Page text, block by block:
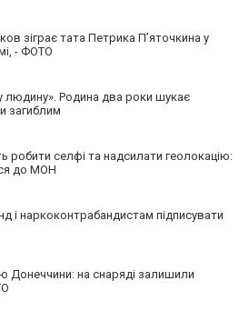
зіграє тата Петрика П’яточкина у
- ФОТО
людину». Родина два роки шукає
загиблим
робити селфі та надсилати геолокацію:
до МОН
і наркоконтрабандистам підписувати
Донеччини: на снаряді залишили